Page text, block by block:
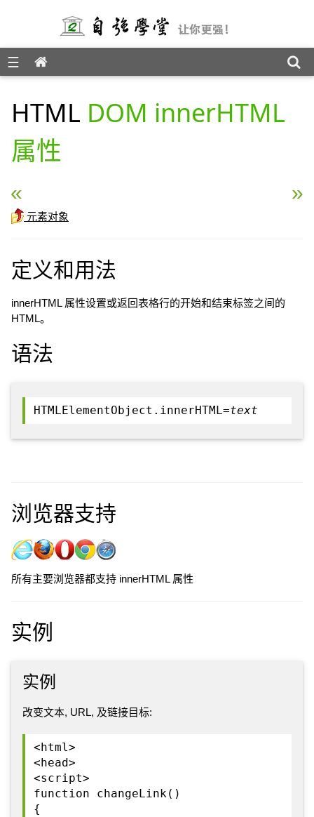
☰
HTML DOM innerHTML
属性
« HTML DOM insertBefore 方法HTML DOM id 属性 »
元素对象
定义和用法
innerHTML 属性设置或返回表格行的开始和结束标签之间的
HTML。
语法
HTMLElementObject.innerHTML=text
浏览器支持
所有主要浏览器都支持 innerHTML 属性
实例
实例
改变文本, URL, 及链接目标:
<html>
<head>
<script>
function changeLink()
{